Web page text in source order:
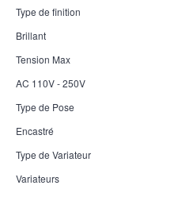
Type de finition
Brillant
Tension Max
AC 110V - 250V
Type de Pose
Encastré
Type de Variateur
Variateurs